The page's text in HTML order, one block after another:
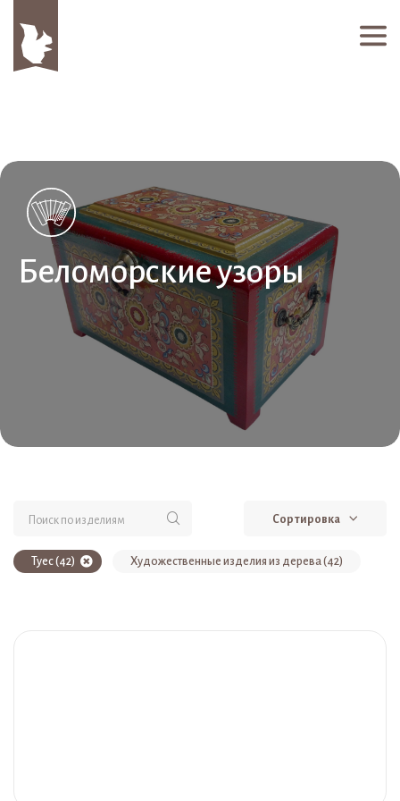
Беломорские узоры
Сортировка
Туес (42) Художественные изделия из дерева (42)